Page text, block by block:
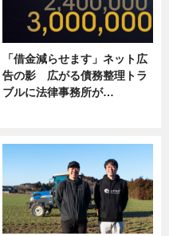
「借金減らせます」ネット広
告の影 広がる債務整理トラ
ブルに法律事務所が…